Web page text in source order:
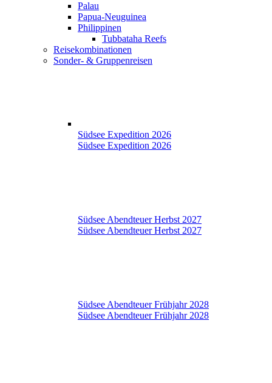
Palau
Papua-Neuguinea
Philippinen
Tubbataha Reefs
Reisekombinationen
Sonder- & Gruppenreisen
Südsee Expedition 2026
Südsee Expedition 2026
Südsee Abendteuer Herbst 2027
Südsee Abendteuer Herbst 2027
Südsee Abendteuer Frühjahr 2028
Südsee Abendteuer Frühjahr 2028